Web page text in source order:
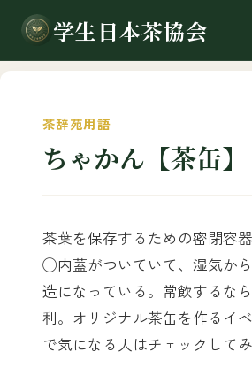
学生日本茶協会
茶辞苑用語
ちゃかん【茶缶】
茶葉を保存するための密閉容器
◯内蓋がついていて、湿気か
造になっている。常飲するな
利。オリジナル茶缶を作るイ
で気になる人はチェックしてみ